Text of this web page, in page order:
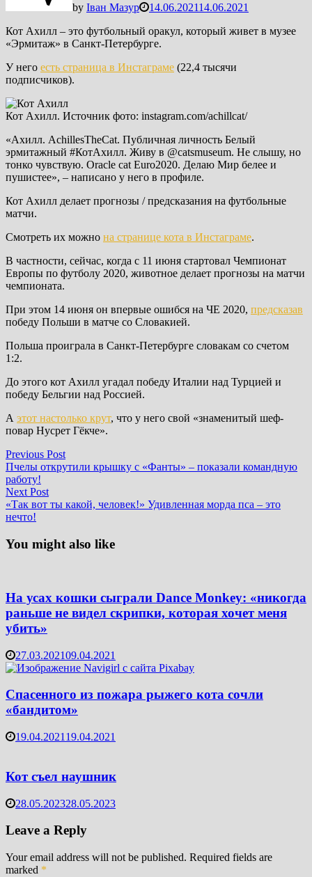
by Іван Мазур 14.06.202114.06.2021
Кот Ахилл – это футбольный оракул, который живет в музее
«Эрмитаж» в Санкт-Петербурге.
У него есть страница в Инстаграме (22,4 тысячи
подписчиков).
Кот Ахилл. Источник фото: instagram.com/achillcat/
«Ахилл. AchillesTheCat. Публичная личность Белый
эрмитажный #КотАхилл. Живу в @catsmuseum. Не слышу, но
тонко чувствую. Oracle cat Euro2020. Делаю Мир белее и
пушистее», – написано у него в профиле.
Кот Ахилл делает прогнозы / предсказания на футбольные
матчи.
Смотреть их можно на странице кота в Инстаграме.
В частности, сейчас, когда с 11 июня стартовал Чемпионат
Европы по футболу 2020, животное делает прогнозы на матчи
чемпионата.
При этом 14 июня он впервые ошибся на ЧЕ 2020, предсказав
победу Польши в матче со Словакией.
Польша проиграла в Санкт-Петербурге словакам со счетом
1:2.
До этого кот Ахилл угадал победу Италии над Турцией и
победу Бельгии над Россией.
А этот настолько крут, что у него свой «знаменитый шеф-
повар Нусрет Гёкче».
Post
navigation
Previous PostPrevious
post:
Пчелы открутили крышку с «Фанты» – показали командную
работу!
Next PostNext
post:
«Так вот ты какой, человек!» Удивленная морда пса – это
нечто!
You might also like
На усах кошки сыграли Dance Monkey: «никогда
раньше не видел скрипки, которая хочет меня
убить»
27.03.202109.04.2021
Спасенного из пожара рыжего кота сочли
«бандитом»
19.04.2021 19.04.2021
Кот съел наушник
28.05.202328.05.2023
Leave a Reply
Your email address will not be published. Required fields are
marked *